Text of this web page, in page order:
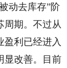
动去库存”阶
周期。不过从
盈利已经进入
显改善。目前